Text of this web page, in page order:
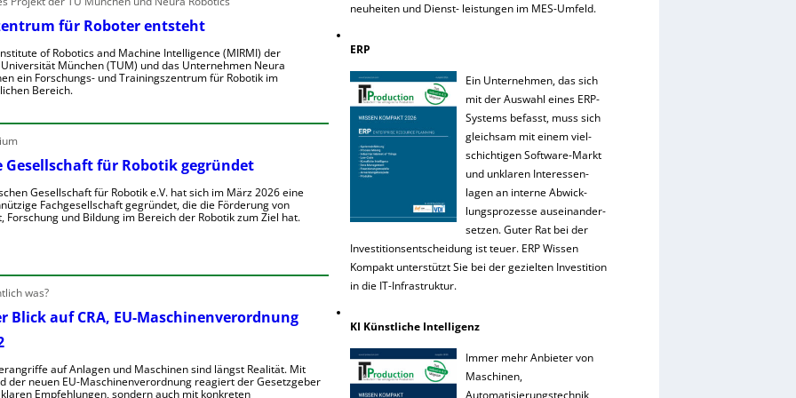
für Roboter entsteht
of Robotics and Machine Intelligence (MIRMI) der
München (TUM) und das Unternehmen Neura
ein Forschungs- und Trainingszentrum für Robotik im
Bereich.
Gesellschaft für Robotik gegründet
Gesellschaft für Robotik e.V. hat sich im März 2026 eine
Fachgesellschaft gegründet, die die Förderung von
Forschung und Bildung im Bereich der Robotik zum Ziel hat.
was?
Blick auf CRA, EU-Maschinenverordnung
auf Anlagen und Maschinen sind längst Realität. Mit
der neuen EU-Maschinenverordnung reagiert der Gesetzgeber
Empfehlungen, sondern auch mit konkreten
neuheiten und Dienst- leistungen im MES-Umfeld.
ERP
Ein Unternehmen, das sich
mit der Auswahl eines ERP-
Systems befasst, muss sich
gleichsam mit einem viel-
schichtigen Software-Markt
und unklaren Interessen-
lagen an interne Abwick-
lungsprozesse auseinander-
setzen. Guter Rat bei der
Investitionsentscheidung ist teuer. ERP Wissen
Kompakt unterstützt Sie bei der gezielten Investition
in die IT-Infrastruktur.
KI Künstliche Intelligenz
Immer mehr Anbieter von
Maschinen,
Automatisierungstechnik